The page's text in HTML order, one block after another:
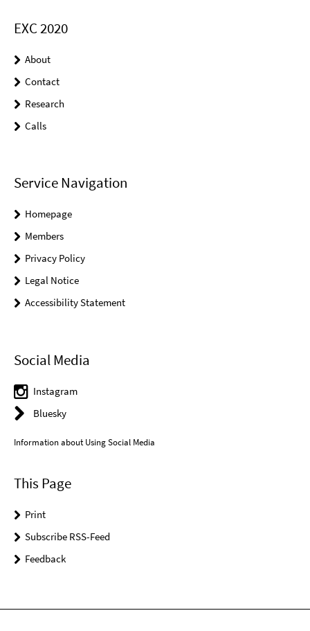
EXC 2020
About
Contact
Research
Calls
Service Navigation
Homepage
Members
Privacy Policy
Legal Notice
Accessibility Statement
Social Media
Instagram
Bluesky
Information about Using Social Media
This Page
Print
Subscribe RSS-Feed
Feedback